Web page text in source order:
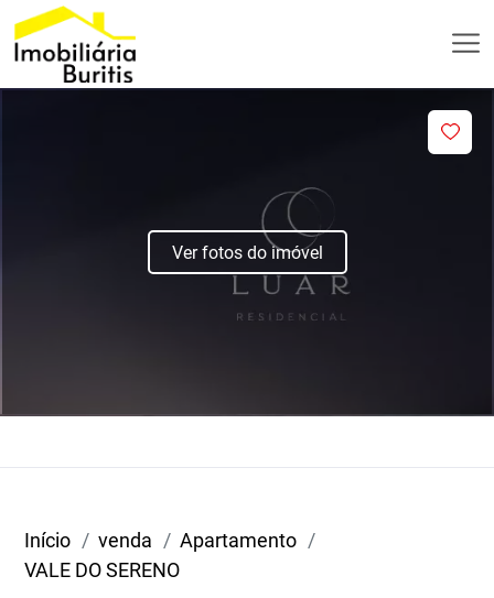
Ver fotos do imóvel
Início venda
Apartamento
VALE DO SERENO